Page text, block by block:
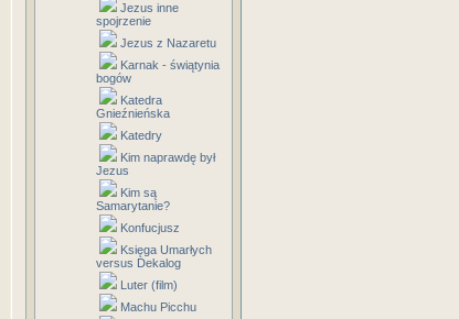
Jezus inne
spojrzenie
Jezus z Nazaretu
Karnak - świątynia
bogów
Katedra
Gnieźnieńska
Katedry
Kim naprawdę był
Jezus
Kim są
Samarytanie?
Konfucjusz
Księga Umarłych
versus Dekalog
Luter (film)
Machu Picchu